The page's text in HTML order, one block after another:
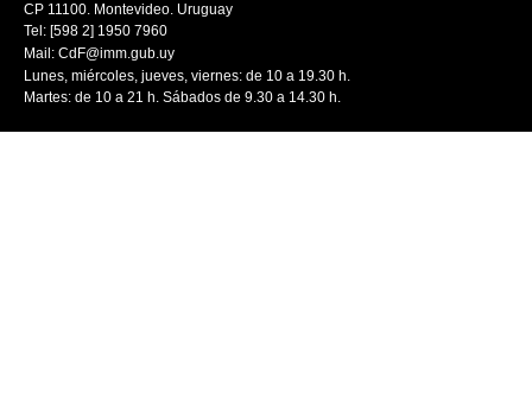
CP 11100. Montevideo. Uruguay
Tel: [598 2] 1950 7960
Mail: CdF@imm.gub.uy
Lunes, miércoles, jueves, viernes: de 10 a 19.30 h.
Martes: de 10 a 21 h. Sábados de 9.30 a 14.30 h.